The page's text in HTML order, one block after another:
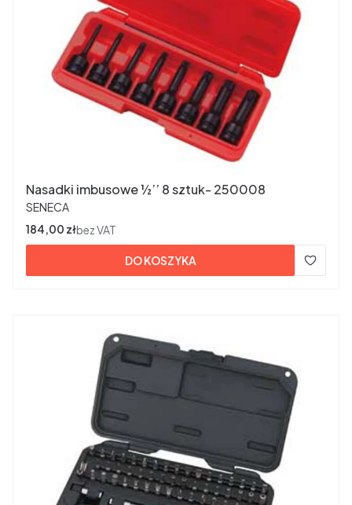
Nasadki imbusowe ½’’ 8 sztuk- 250008
PRODUCENT
SENECA
Cena
184,00 złbez VAT
DO KOSZYKA